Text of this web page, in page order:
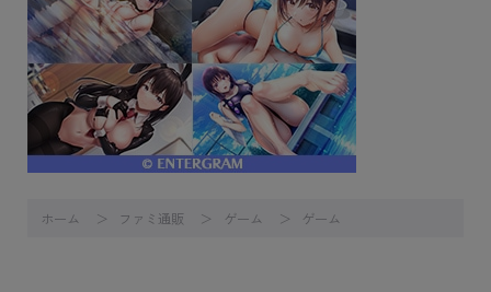
ホーム ファミ通販 ゲーム ゲーム